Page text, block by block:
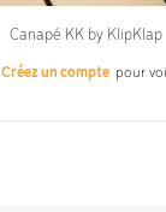
Canapé KK by KlipKlap
Créez un compte pour